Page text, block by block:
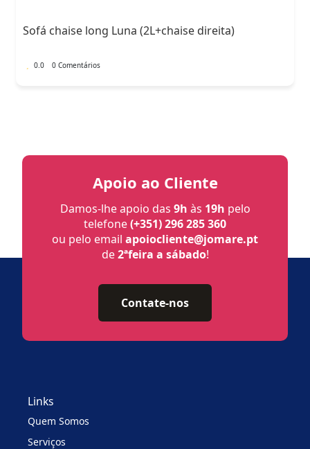
1
1
Sofá chaise long Luna (2L+chaise direita)
0.0 0 Comentários
Apoio ao Cliente
Damos-lhe apoio das 9h às 19h pelo
telefone(+351) 296 285 360
ou pelo email apoiocliente@jomare.pt
de2ªfeira a sábado!
Contate-nos
Links
Quem Somos
Serviços